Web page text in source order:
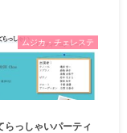
ムジカ・チェレステ
らっしゃいパーティ